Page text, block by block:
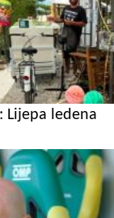
Lijepa ledena